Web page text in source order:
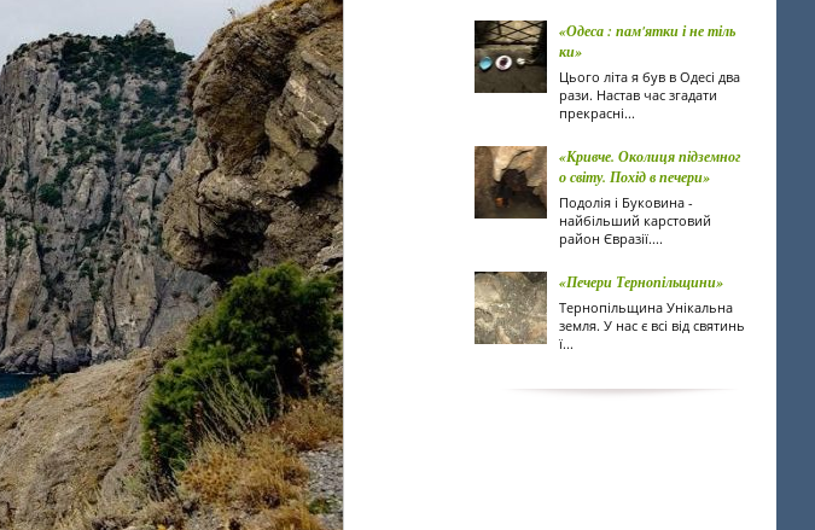
«Одеса : пам'ятки і не тіль
ки»
Цього літа я був в Одесі два
рази. Настав час згадати
прекрасні...
«Кривче. Околиця підземног
о світу. Похід в печери»
Подолія і Буковина -
найбільший карстовий
район Євразії....
«Печери Тернопільщини»
Тернопільщина Унікальна
земля. У нас є всі від святинь
ї...